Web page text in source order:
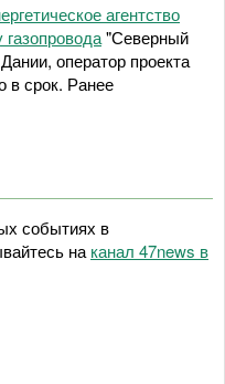
агентство
"Северный
оператор проекта
в срок. Ранее
событиях в
на канал 47news в